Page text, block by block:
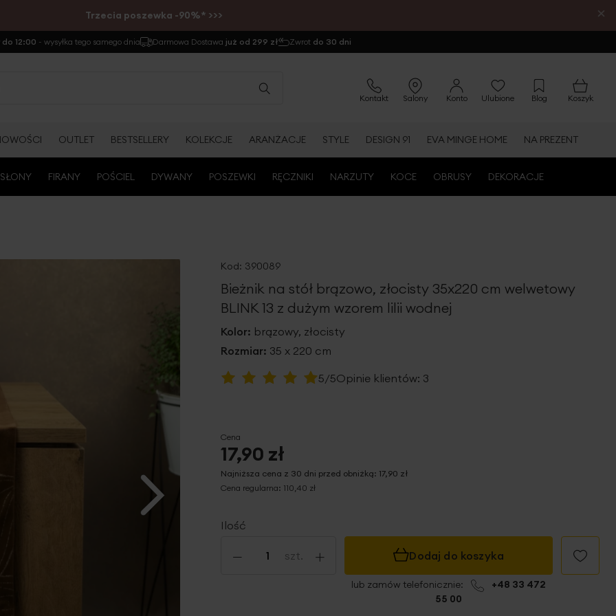
Trzecia poszewka -90%* >>> ×
12:00 - wysyłka tego samego dnia Darmowa Dostawa już od 299 zł Zwrot do 30 dni
Kontakt Salony Konto Ulubione Blog Koszyk
OUTLET BESTSELLERY KOLEKCJE ARANŻACJE STYLE DESIGN 91 EVA MINGE HOME NA PREZENT
FIRANY POŚCIEL DYWANY POSZEWKI RĘCZNIKI NARZUTY KOCE OBRUSY DEKORACJE
Kod: 390089
Bieżnik na stół brązowo, złocisty 35x220 cm welwetowy
BLINK 13 z dużym wzorem lilii wodnej
Kolor: brązowy, złocisty
Rozmiar: 35 x 220 cm
Ocena:
5/5Opinie klientów: 3
Ilość
- szt. +
Cena
17,90 zł
Najniższa cena z 30 dni przed obniżką: 17,90 zł
Cena regularna: 110,40 zł
Dodaj do koszyka
lub zamów telefonicznie:
+48 33 472
55 00